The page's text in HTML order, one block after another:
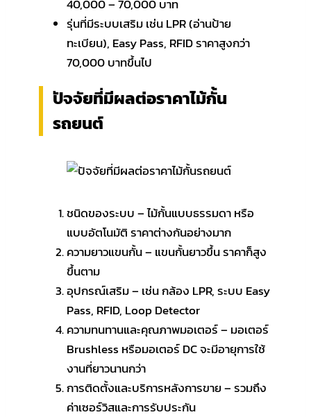
40,000 – 70,000 บาท
รุ่นที่มีระบบเสริม เช่น LPR (อ่านป้าย
ทะเบียน), Easy Pass, RFID ราคาสูงกว่า
70,000 บาทขึ้นไป
ปัจจัยที่มีผลต่อราคาไม้กั้น
รถยนต์
ชนิดของระบบ – ไม้กั้นแบบธรรมดา หรือ
แบบอัตโนมัติ ราคาต่างกันอย่างมาก
ความยาวแขนกั้น – แขนกั้นยาวขึ้น ราคาก็สูง
ขึ้นตาม
อุปกรณ์เสริม – เช่น กล้อง LPR, ระบบ Easy
Pass, RFID, Loop Detector
ความทนทานและคุณภาพมอเตอร์ – มอเตอร์
Brushless หรือมอเตอร์ DC จะมีอายุการใช้
งานที่ยาวนานกว่า
การติดตั้งและบริการหลังการขาย – รวมถึง
ค่าเซอร์วิสและการรับประกัน